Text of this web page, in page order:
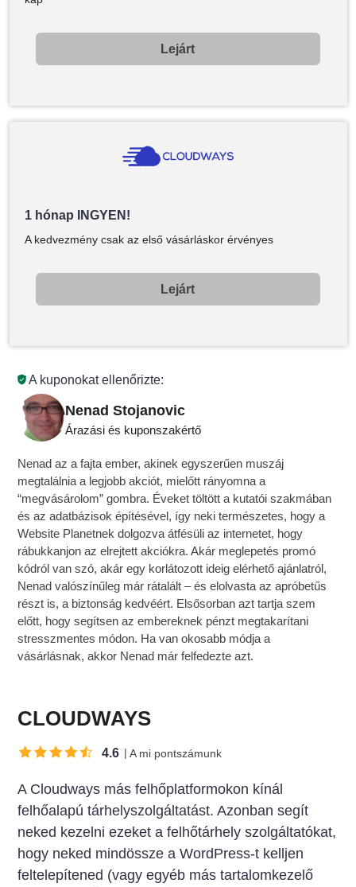
A kuponokat ellenőrizte:
Nenad Stojanovic
Árazási és kuponszakértő
Nenad az a fajta ember, akinek egyszerűen muszáj
megtalálnia a legjobb akciót, mielőtt rányomna a
“megvásárolom” gombra. Éveket töltött a kutatói szakmában
és az adatbázisok építésével, így neki természetes, hogy a
Website Planetnek dolgozva átfésüli az internetet, hogy
rábukkanjon az elrejtett akciókra. Akár meglepetés promó
kódról van szó, akár egy korlátozott ideig elérhető ajánlatról,
Nenad valószínűleg már rátalált – és elolvasta az apróbetűs
részt is, a biztonság kedvéért. Elsősorban azt tartja szem
előtt, hogy segítsen az embereknek pénzt megtakarítani
stresszmentes módon. Ha van okosabb módja a
vásárlásnak, akkor Nenad már felfedezte azt.
Lejárt
1 hónap INGYEN!
A kedvezmény csak az első vásárláskor érvényes
Lejárt
CLOUDWAYS
4.6 A mi pontszámunk
A Cloudways más felhőplatformokon kínál
felhőalapú tárhelyszolgáltatást. Azonban segít
neked kezelni ezeket a felhőtárhely szolgáltatókat,
hogy neked mindössze a WordPress-t kelljen
feltelepítened (vagy egyéb más tartalomkezelő